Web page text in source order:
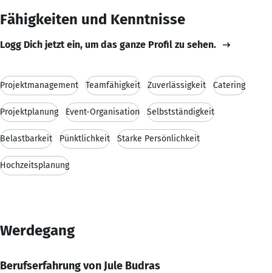
Fähigkeiten und Kenntnisse
Logg Dich jetzt ein, um das ganze Profil zu sehen.
Projektmanagement Teamfähigkeit Zuverlässigkeit Catering
Projektplanung Event-Organisation Selbstständigkeit
Belastbarkeit Pünktlichkeit Starke Persönlichkeit
Hochzeitsplanung
Werdegang
Berufserfahrung von Jule Budras